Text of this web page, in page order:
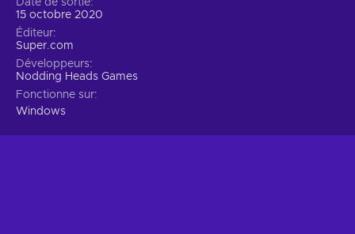
15 octobre 2020
Éditeur
Super.com
Développeurs
Nodding Heads Games
Fonctionne sur
Windows